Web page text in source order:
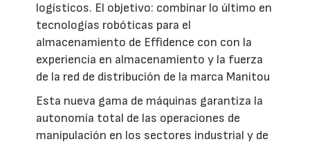
logísticos. El objetivo: combinar lo último en
tecnologías robóticas para el
almacenamiento de Effidence con con la
experiencia en almacenamiento y la fuerza
de la red de distribución de la marca Manitou
Esta nueva gama de máquinas garantiza la
autonomía total de las operaciones de
manipulación en los sectores industrial y de